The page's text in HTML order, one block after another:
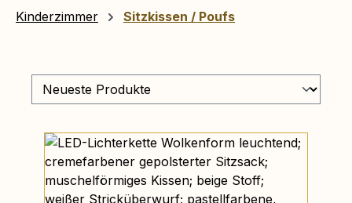
Kinderzimmer Sitzkissen / Poufs